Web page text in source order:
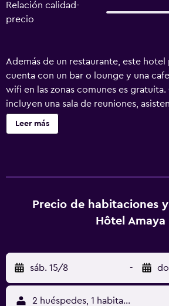
Relación calidad-
precio
Además de un restaurante, este hotel
cuenta con un bar o lounge y una
wifi en las zonas comunes es
incluyen una sala de reuniones,
la compra de entradas y servicio de
Hôtel Amaya ofrece 14 alojamientos
equipados con bañera o ducha. Los
personas de negocios incluyen
Leer más
Precio de habitaciones
Hôtel Amaya
sáb. 15/8 -
2 huéspedes, 1 habitación